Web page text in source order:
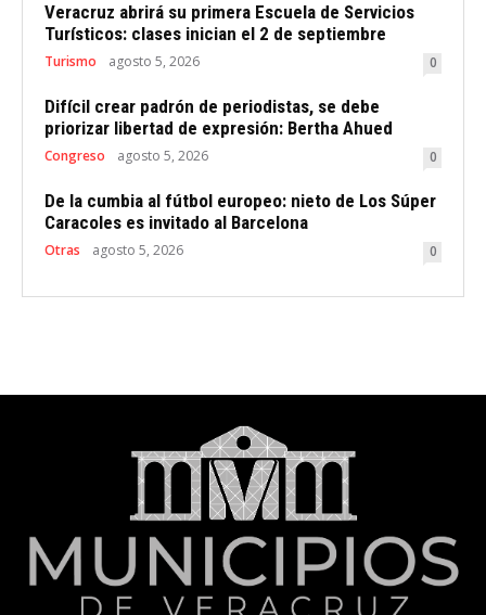
Veracruz abrirá su primera Escuela de Servicios
Turísticos: clases inician el 2 de septiembre
Turismo agosto 5, 2026 0
Difícil crear padrón de periodistas, se debe
priorizar libertad de expresión: Bertha Ahued
Congreso agosto 5, 2026 0
De la cumbia al fútbol europeo: nieto de Los Súper
Caracoles es invitado al Barcelona
Otras agosto 5, 2026 0